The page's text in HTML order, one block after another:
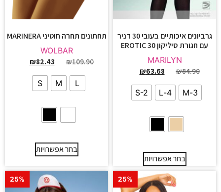
גרביונים איכותיים בעובי 30 דניר
עם חגורת סיליקון EROTIC 30
MARILYN
₪84.90
₪63.68
3-M
4-L
S-2
בחר אפשרויות
תחתונים תחרה חוטיני MARINERA
WOLBAR
₪109.90
₪82.43
L
M
S
בחר אפשרויות
25%
25%